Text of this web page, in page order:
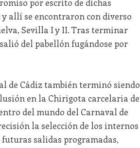
por escrito de dichas
allí se encontraron con diverso
Sevilla I y II. Tras terminar
del pabellón fugándose por
de Cádiz también terminó siendo
en la Chirigota carcelaria de
del mundo del Carnaval de
la selección de los internos
salidas programadas,